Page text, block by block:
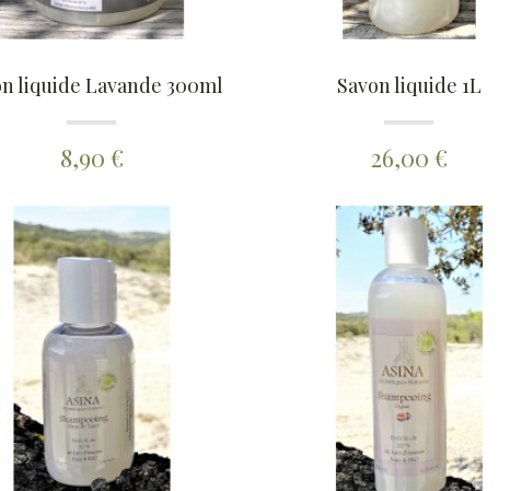
liquide Lavande 300ml
8,90 €
Savon liquide 1L
26,00 €